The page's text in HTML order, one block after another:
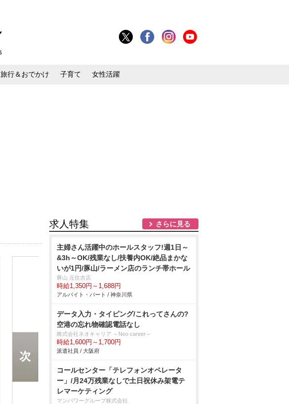
旅行＆おでかけ 子育て 女性活躍
求人特集 さらに見る
主婦さん活躍中のホールスタッフ!週1日～
&3h～OK/残業なし/扶養内OK/絶品まかな
いが1円/豚山/ラーメン店のランチ帯ホール
豚山 元住吉店
時給1,350円～1,688円
アルバイト・パート / 神奈川県
データ入力・タイピング/これってさんの?
空港の忘れ物確認電話なし
株式会社ネオキャリア ～Neo career～
時給1,600円～1,700円
派遣社員 / 大阪府
コールセンター「テレフォンオペレータ
ー」/月24万残業なしで土日祝休み架電テ
レマーケティング
マンパワーグループ株式会社